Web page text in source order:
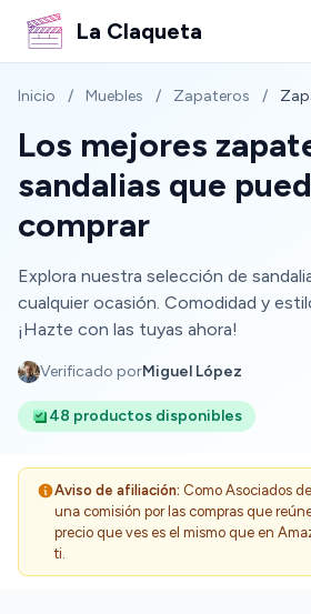
La Claqueta
Inicio / Muebles / Zapateros /
Los mejores
sandalias que
comprar
Explora nuestra selección de
cualquier ocasión. Comodidad y
¡Hazte con las tuyas ahora!
Verificado porMiguel López
48 productos disponibles
Aviso de afiliación: Como Asociados
una comisión por las compras que
precio que ves es el mismo que en
ti.